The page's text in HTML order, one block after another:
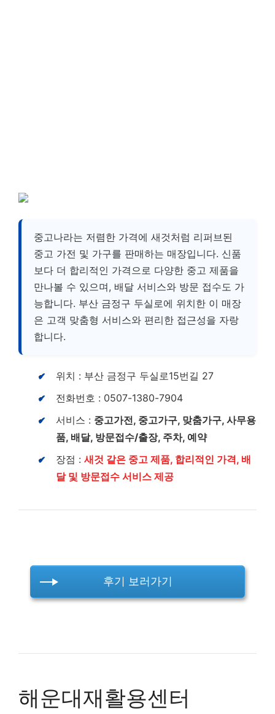
중고나라는 저렴한 가격에 새것처럼 리퍼브된
중고 가전 및 가구를 판매하는 매장입니다. 신품
보다 더 합리적인 가격으로 다양한 중고 제품을
만나볼 수 있으며, 배달 서비스와 방문 접수도 가
능합니다. 부산 금정구 두실로에 위치한 이 매장
은 고객 맞춤형 서비스와 편리한 접근성을 자랑
합니다.
위치 : 부산 금정구 두실로15번길 27
전화번호 : 0507-1380-7904
서비스 : 중고가전, 중고가구, 맞춤가구, 사무용
품, 배달, 방문접수/출장, 주차, 예약
장점 : 새것 같은 중고 제품, 합리적인 가격, 배
달 및 방문접수 서비스 제공
후기 보러가기
해운대재활용센터